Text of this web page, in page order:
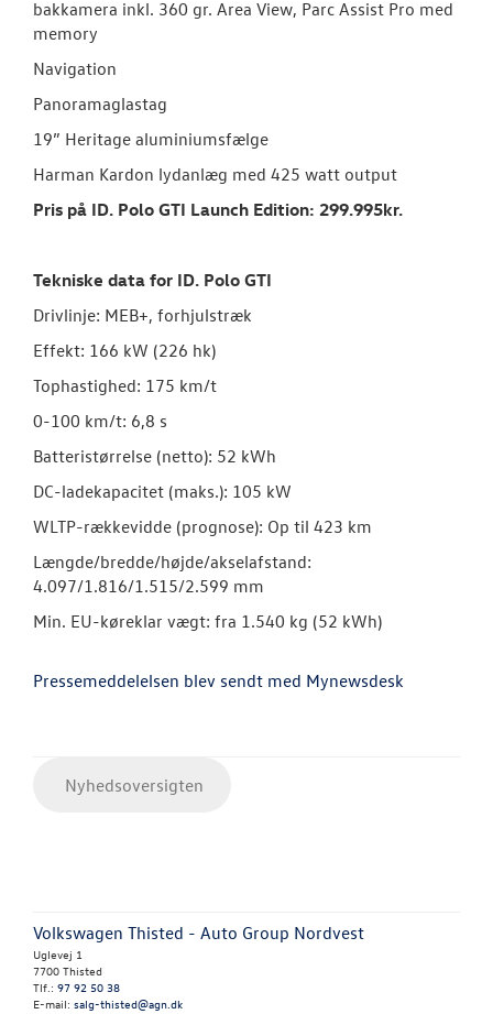
bakkamera inkl. 360 gr. Area View, Parc Assist Pro med
memory
Navigation
Panoramaglastag
19” Heritage aluminiumsfælge
Harman Kardon lydanlæg med 425 watt output
Pris på ID. Polo GTI Launch Edition: 299.995kr.
Tekniske data for ID. Polo GTI
Drivlinje: MEB+, forhjulstræk
Effekt: 166 kW (226 hk)
Tophastighed: 175 km/t
0-100 km/t: 6,8 s
Batteristørrelse (netto): 52 kWh
DC-ladekapacitet (maks.): 105 kW
WLTP-rækkevidde (prognose): Op til 423 km
Længde/bredde/højde/akselafstand:
4.097/1.816/1.515/2.599 mm
Min. EU-køreklar vægt: fra 1.540 kg (52 kWh)
Pressemeddelelsen blev sendt med Mynewsdesk
Nyhedsoversigten
Volkswagen Thisted - Auto Group Nordvest
Uglevej 1
7700 Thisted
Tlf.: 97 92 50 38
E-mail: salg-thisted@agn.dk